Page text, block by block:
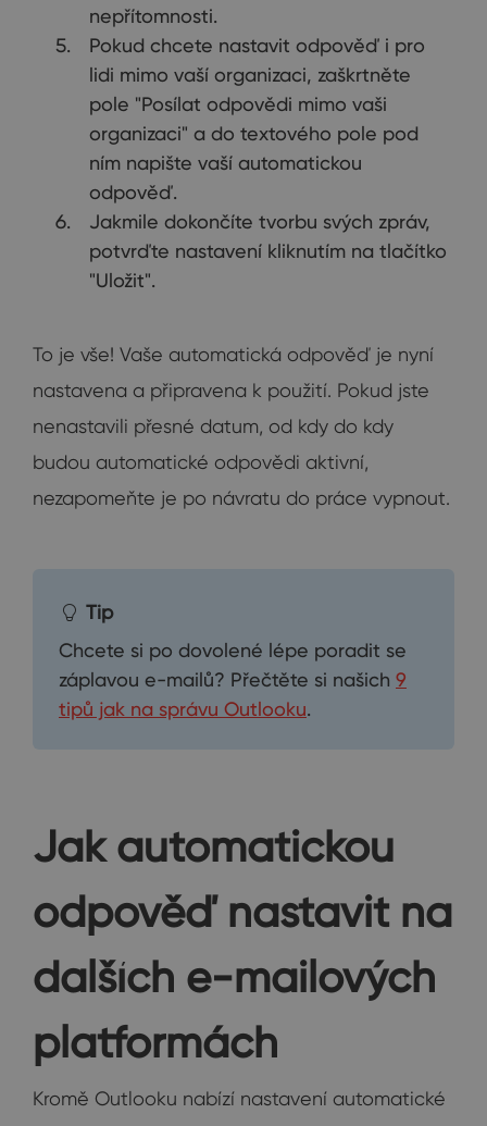
nepřítomnosti.
Pokud chcete nastavit odpověď i pro
lidi mimo vaší organizaci, zaškrtněte
pole "Posílat odpovědi mimo vaši
organizaci" a do textového pole pod
ním napište vaší automatickou
odpověď.
Jakmile dokončíte tvorbu svých zpráv,
potvrďte nastavení kliknutím na tlačítko
"Uložit".
To je vše! Vaše automatická odpověď je nyní
nastavena a připravena k použití. Pokud jste
nenastavili přesné datum, od kdy do kdy
budou automatické odpovědi aktivní,
nezapomeňte je po návratu do práce vypnout.
Tip
Chcete si po dovolené lépe poradit se
záplavou e-mailů? Přečtěte si našich 9
tipů jak na správu Outlooku.
Jak automatickou
odpověď nastavit na
dalších e-mailových
platformách
Kromě Outlooku nabízí nastavení automatické